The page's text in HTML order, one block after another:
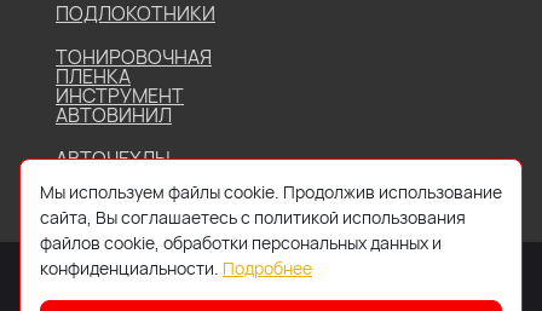
ПОДЛОКОТНИКИ
ТОНИРОВОЧНАЯ
ПЛЕНКА
ИНСТРУМЕНТ
АВТОВИНИЛ
АВТОЧЕХЛЫ
Мы используем файлы cookie. Продолжив использование
сайта, Вы соглашаетесь с политикой использования
файлов cookie, обработки персональных данных и
конфиденциальности. Подробнее